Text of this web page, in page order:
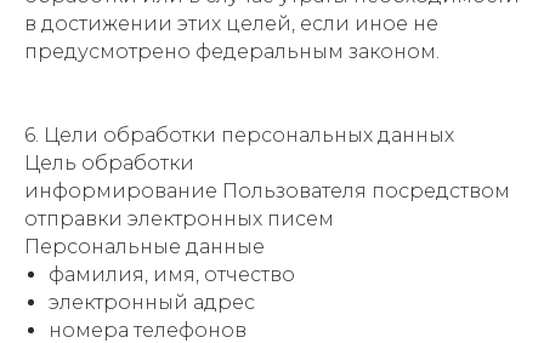
в достижении этих целей, если иное не
предусмотрено федеральным законом.
6. Цели обработки персональных данных
Цель обработки
информирование Пользователя посредством
отправки электронных писем
Персональные данные
фамилия, имя, отчество
электронный адрес
номера телефонов